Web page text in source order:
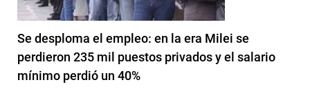
Se desploma el empleo: en la era Milei se
perdieron 235 mil puestos privados y el salario
mínimo perdió un 40%